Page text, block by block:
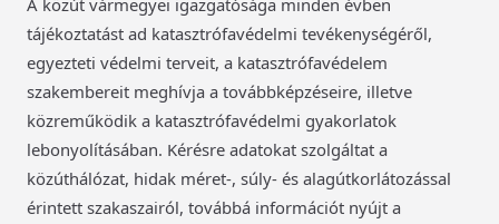
A közút vármegyei igazgatósága minden évben
tájékoztatást ad katasztrófavédelmi tevékenységéről,
egyezteti védelmi terveit, a katasztrófavédelem
szakembereit meghívja a továbbképzéseire, illetve
közreműködik a katasztrófavédelmi gyakorlatok
lebonyolításában. Kérésre adatokat szolgáltat a
közúthálózat, hidak méret-, súly- és alagútkorlátozással
érintett szakaszairól, továbbá információt nyújt a